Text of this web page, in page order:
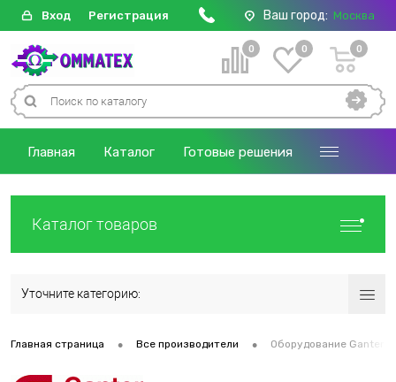
Вход Регистрация Ваш город: Москва
0 0 0
Главная Каталог Готовые решения
Каталог товаров
Уточните категорию:
Главная страница • Все производители • Оборудование Ganter